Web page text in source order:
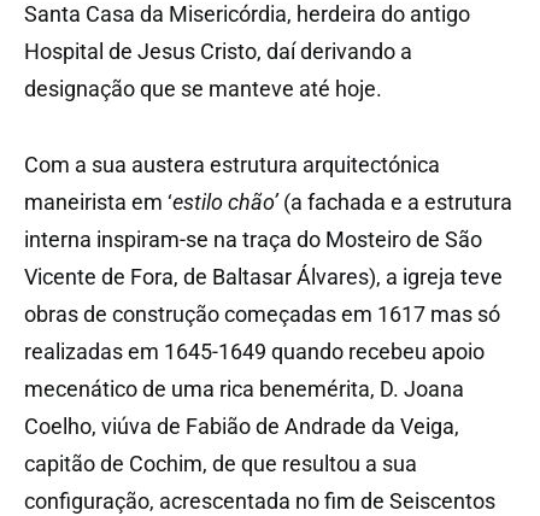
Santa Casa da Misericórdia, herdeira do antigo
Hospital de Jesus Cristo, daí derivando a
designação que se manteve até hoje.
Com a sua austera estrutura arquitectónica
maneirista em ‘estilo chão’(a fachada e a estrutura
interna inspiram-se na traça do Mosteiro de São
Vicente de Fora, de Baltasar Álvares), a igreja teve
obras de construção começadas em 1617 mas só
realizadas em 1645-1649 quando recebeu apoio
mecenático de uma rica benemérita, D. Joana
Coelho, viúva de Fabião de Andrade da Veiga,
capitão de Cochim, de que resultou a sua
configuração, acrescentada no fim de Seiscentos